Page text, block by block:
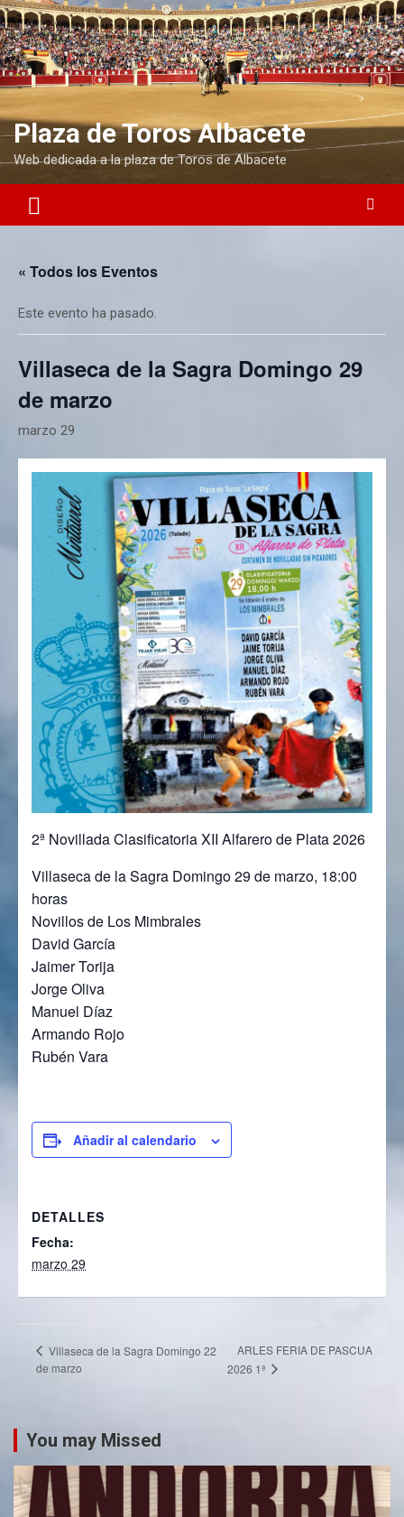
S
a
l
t
a
a
l
c
Plaza de Toros Albacete
Web dedicada a la plaza de Toros de Albacete
« Todos los Eventos
Este evento ha pasado.
Villaseca de la Sagra Domingo 29
de marzo
marzo 29
2ª Novillada Clasificatoria XII Alfarero de Plata 2026
Villaseca de la Sagra Domingo 29 de marzo, 18:00
horas
Novillos de Los Mimbrales
David García
Jaimer Torija
Jorge Oliva
Manuel Díaz
Armando Rojo
Rubén Vara
Añadir al calendario
DETALLES
Fecha:
marzo 29
Villaseca de la Sagra Domingo 22
de marzo
ARLES FERIA DE PASCUA
2026 1ª
You may Missed